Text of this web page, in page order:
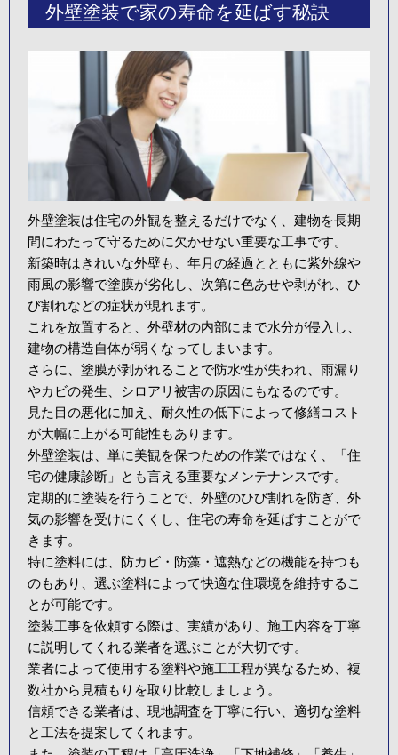
外壁塗装で家の寿命を延ばす秘訣
外壁塗装は住宅の外観を整えるだけでなく、建物を長期
間にわたって守るために欠かせない重要な工事です。
新築時はきれいな外壁も、年月の経過とともに紫外線や
雨風の影響で塗膜が劣化し、次第に色あせや剥がれ、ひ
び割れなどの症状が現れます。
これを放置すると、外壁材の内部にまで水分が侵入し、
建物の構造自体が弱くなってしまいます。
さらに、塗膜が剥がれることで防水性が失われ、雨漏り
やカビの発生、シロアリ被害の原因にもなるのです。
見た目の悪化に加え、耐久性の低下によって修繕コスト
が大幅に上がる可能性もあります。
外壁塗装は、単に美観を保つための作業ではなく、「住
宅の健康診断」とも言える重要なメンテナンスです。
定期的に塗装を行うことで、外壁のひび割れを防ぎ、外
気の影響を受けにくくし、住宅の寿命を延ばすことがで
きます。
特に塗料には、防カビ・防藻・遮熱などの機能を持つも
のもあり、選ぶ塗料によって快適な住環境を維持するこ
とが可能です。
塗装工事を依頼する際は、実績があり、施工内容を丁寧
に説明してくれる業者を選ぶことが大切です。
業者によって使用する塗料や施工工程が異なるため、複
数社から見積もりを取り比較しましょう。
信頼できる業者は、現地調査を丁寧に行い、適切な塗料
と工法を提案してくれます。